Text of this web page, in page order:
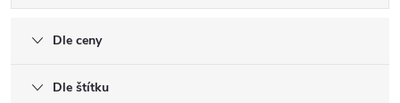
Dle ceny
Dle štítku